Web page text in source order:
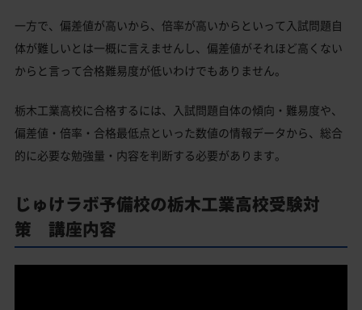
一方で、偏差値が高いから、倍率が高いからといって入試問題自
体が難しいとは一概に言えませんし、偏差値がそれほど高くない
からと言って合格難易度が低いわけでもありません。
栃木工業高校に合格するには、入試問題自体の傾向・難易度や、
偏差値・倍率・合格最低点といった数値の情報データから、総合
的に必要な勉強量・内容を判断する必要があります。
じゅけラボ予備校の栃木工業高校受験対
策 講座内容